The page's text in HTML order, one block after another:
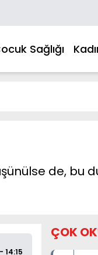
Sağlığı
de, bu
14:15
ÇOK